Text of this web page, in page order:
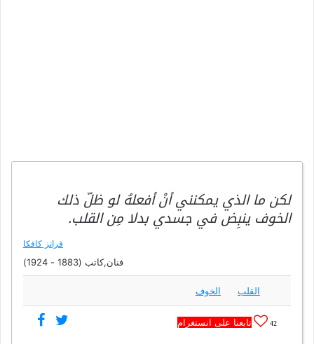
لكن ما الذي يمكنني أنْ أفعلهُ لو ظلّ ذلك
الخوف ينبِض في جسدي بدلا مِن القلب.
فرانز كافكا
فنان,كاتب (1883 - 1924)
القلب الخوف
42 تابعنا على انستغرام